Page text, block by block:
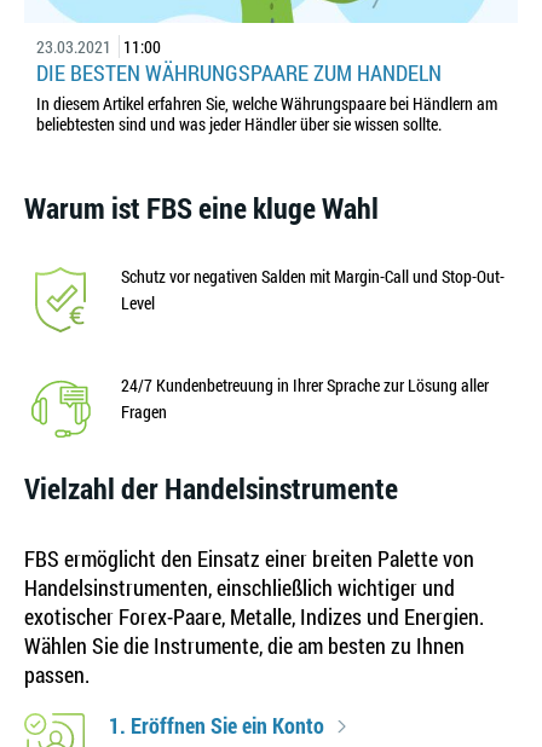
23.03.2021 11:00
DIE BESTEN WÄHRUNGSPAARE ZUM HANDELN
In diesem Artikel erfahren Sie, welche Währungspaare bei Händlern am
beliebtesten sind und was jeder Händler über sie wissen sollte.
Warum ist FBS eine kluge Wahl
Schutz vor negativen Salden mit Margin-Call und Stop-Out-
Level
24/7 Kundenbetreuung in Ihrer Sprache zur Lösung aller
Fragen
Vielzahl der Handelsinstrumente
FBS ermöglicht den Einsatz einer breiten Palette von
Handelsinstrumenten, einschließlich wichtiger und
exotischer Forex-Paare, Metalle, Indizes und Energien.
Wählen Sie die Instrumente, die am besten zu Ihnen
passen.
1. Eröffnen Sie ein Konto